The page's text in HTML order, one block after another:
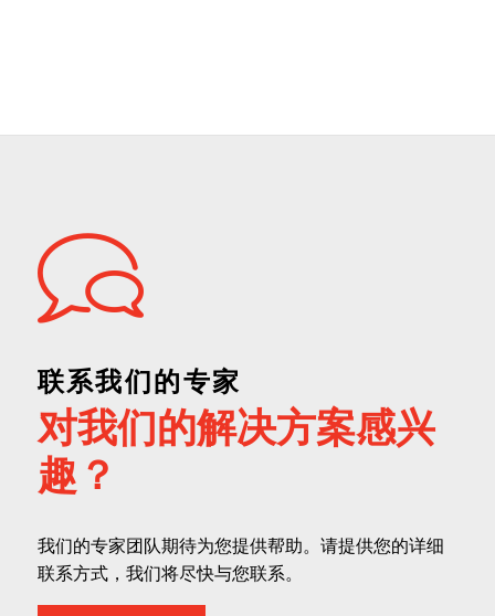
联系我们的专家
对我们的解决方案感兴
趣？
我们的专家团队期待为您提供帮助。请提供您的详细
联系方式，我们将尽快与您联系。